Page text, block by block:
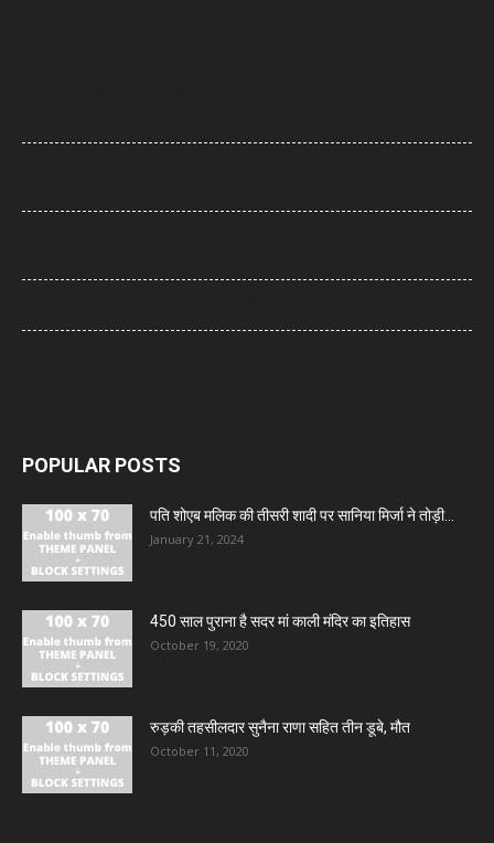
POPULAR POSTS
पति शोएब मलिक की तीसरी शादी पर सानिया मिर्जा ने तोड़ी...
January 21, 2024
450 साल पुराना है सदर मां काली मंदिर का इतिहास
October 19, 2020
रुड़की तहसीलदार सुनैना राणा सहित तीन डूबे, मौत
October 11, 2020